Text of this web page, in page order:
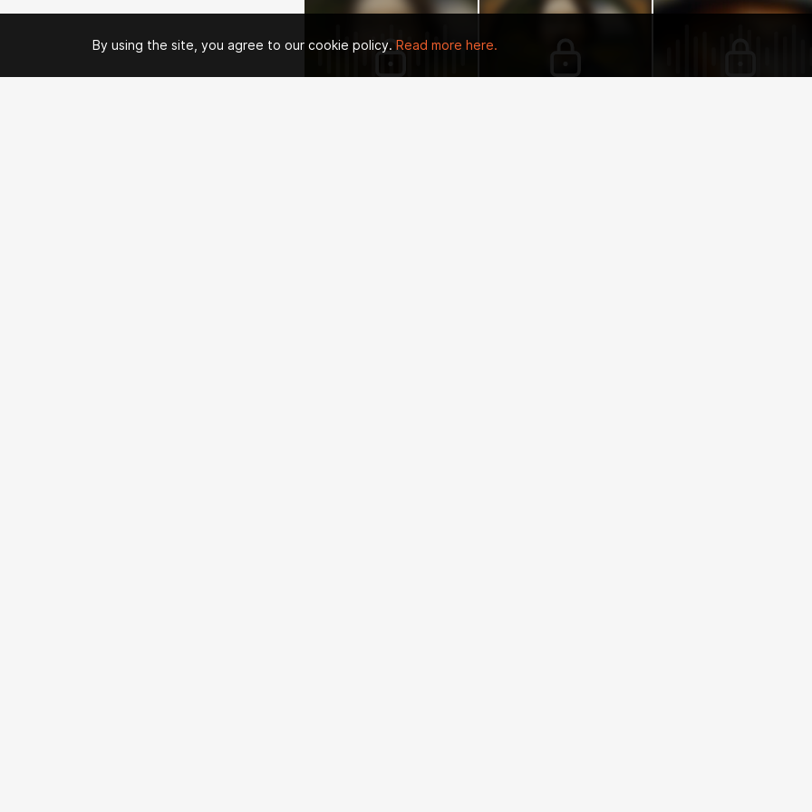
By using the site, you agree to our cookie policy. Read more here.